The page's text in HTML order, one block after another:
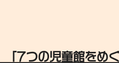
7つの児童館をめぐ